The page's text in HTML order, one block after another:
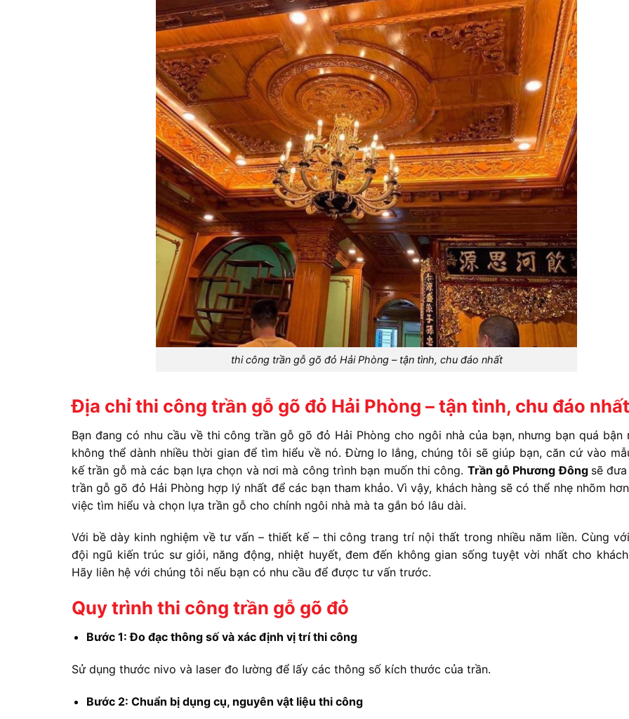
thi công trần gỗ gõ đỏ Hải Phòng – tận tình, chu đáo nhất
Địa chỉ thi công trần gỗ gõ đỏ Hải Phòng – tận tình, chu đáo nhất
Bạn đang có nhu cầu về thi công trần gỗ gõ đỏ Hải Phòng cho ngôi nhà của bạn, nhưng bạn quá bận
không thể dành nhiều thời gian để tìm hiểu về nó. Đừng lo lắng, chúng tôi sẽ giúp bạn, căn cứ vào
kế trần gỗ mà các bạn lựa chọn và nơi mà công trình bạn muốn thi công. Trần gỗ Phương Đông sẽ
trần gỗ gõ đỏ Hải Phòng hợp lý nhất để các bạn tham khảo. Vì vậy, khách hàng sẽ có thể nhẹ nhõm
việc tìm hiểu và chọn lựa trần gỗ cho chính ngôi nhà mà ta gắn bó lâu dài.
Với bề dày kinh nghiệm về tư vấn – thiết kế – thi công trang trí nội thất trong nhiều năm liền. Cùng
đội ngũ kiến trúc sư giỏi, năng động, nhiệt huyết, đem đến không gian sống tuyệt vời nhất cho
Hãy liên hệ với chúng tôi nếu bạn có nhu cầu để được tư vấn trước.
Quy trình thi công trần gỗ gõ đỏ
Bước 1: Đo đạc thông số và xác định vị trí thi công
Sử dụng thước nivo và laser đo lường để lấy các thông số kích thước của trần.
Bước 2: Chuẩn bị dụng cụ, nguyên vật liệu thi công